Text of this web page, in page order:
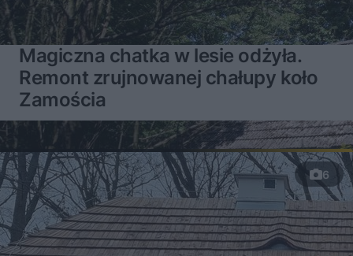
Magiczna chatka w lesie odżyła.
Remont zrujnowanej chałupy koło
Zamościa
6